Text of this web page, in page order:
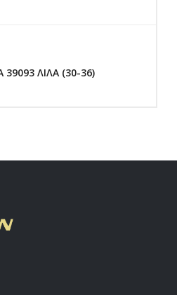
39093 ΛΙΛΑ (30-36)